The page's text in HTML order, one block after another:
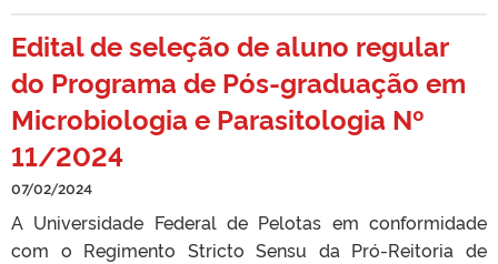
Edital de seleção de aluno regular
do Programa de Pós-graduação em
Microbiologia e Parasitologia Nº
11/2024
07/02/2024
A Universidade Federal de Pelotas em conformidade
com o Regimento Stricto Sensu da Pró-Reitoria de